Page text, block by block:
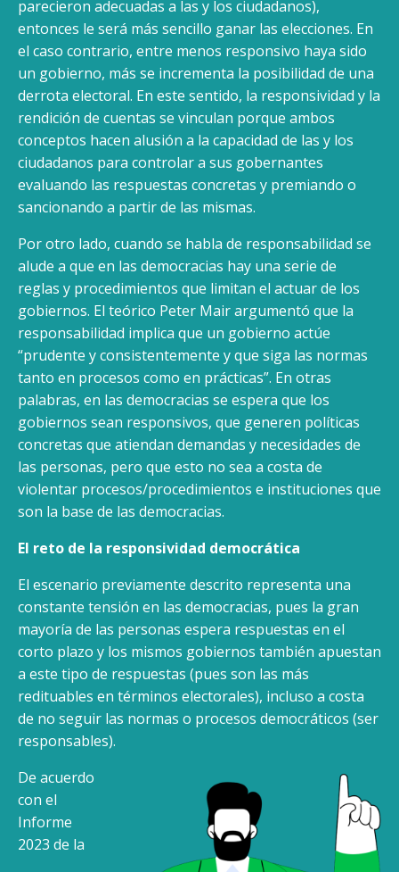
parecieron adecuadas a las y los ciudadanos),
entonces le será más sencillo ganar las elecciones. En
el caso contrario, entre menos responsivo haya sido
un gobierno, más se incrementa la posibilidad de una
derrota electoral. En este sentido, la responsividad y la
rendición de cuentas se vinculan porque ambos
conceptos hacen alusión a la capacidad de las y los
ciudadanos para controlar a sus gobernantes
evaluando las respuestas concretas y premiando o
sancionando a partir de las mismas.
Por otro lado, cuando se habla de responsabilidad se
alude a que en las democracias hay una serie de
reglas y procedimientos que limitan el actuar de los
gobiernos. El teórico Peter Mair argumentó que la
responsabilidad implica que un gobierno actúe
“prudente y consistentemente y que siga las normas
tanto en procesos como en prácticas”. En otras
palabras, en las democracias se espera que los
gobiernos sean responsivos, que generen políticas
concretas que atiendan demandas y necesidades de
las personas, pero que esto no sea a costa de
violentar procesos/procedimientos e instituciones que
son la base de las democracias.
El reto de la responsividad democrática
El escenario previamente descrito representa una
constante tensión en las democracias, pues la gran
mayoría de las personas espera respuestas en el
corto plazo y los mismos gobiernos también apuestan
a este tipo de respuestas (pues son las más
redituables en términos electorales), incluso a costa
de no seguir las normas o procesos democráticos (ser
responsables).
De acuerdo
con el
Informe
2023 de la